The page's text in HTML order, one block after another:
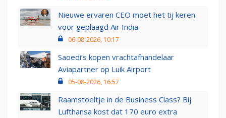
Nieuwe ervaren CEO moet het tij keren
voor geplaagd Air India
06-08-2026, 10:17
Saoedi’s kopen vrachtafhandelaar
Aviapartner op Luik Airport
05-08-2026, 16:57
Raamstoeltje in de Business Class? Bij
Lufthansa kost dat 170 euro extra